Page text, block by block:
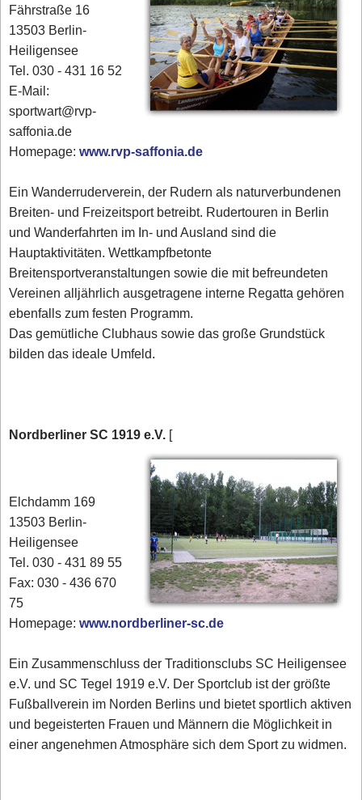
Fährstraße 16
13503 Berlin-
Heiligensee
Tel. 030 - 431 16 52
E-Mail:
sportwart@rvp-
saffonia.de
Homepage:www.rvp-saffonia.de
Ein Wanderruderverein, der Rudern als naturverbundenen
Breiten- und Freizeitsport betreibt. Rudertouren in Berlin
und Wanderfahrten im In- und Ausland sind die
Hauptaktivitäten. Wettkampfbetonte
Breitensportveranstaltungen sowie die mit befreundeten
Vereinen alljährlich ausgetragene interne Regatta gehören
ebenfalls zum festen Programm.
Das gemütliche Clubhaus sowie das große Grundstück
bilden das ideale Umfeld.
Nordberliner SC 1919 e.V. [
Elchdamm 169
13503 Berlin-
Heiligensee
Tel. 030 - 431 89 55
Fax: 030 - 436 670
75
Homepage:www.nordberliner-sc.de
Ein Zusammenschluss der Traditionsclubs SC Heiligensee
e.V. und SC Tegel 1919 e.V. Der Sportclub ist der größte
Fußballverein im Norden Berlins und bietet sportlich aktiven
und begeisterten Frauen und Männern die Möglichkeit in
einer angenehmen Atmosphäre sich dem Sport zu widmen.